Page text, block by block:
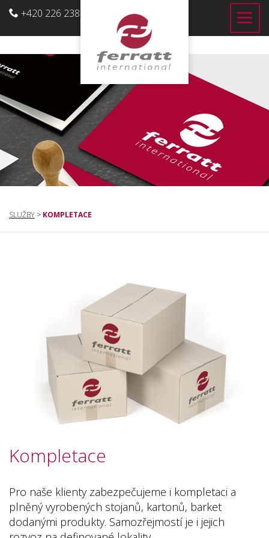
+420 226 238 700
CZ
SLUŽBY > KOMPLETACE
Kompletace
Pro naše klienty zabezpečujeme i kompletaci a
plněný vyrobených stojanů, kartonů, barket
dodanými produkty. Samozřejmostí je i jejich